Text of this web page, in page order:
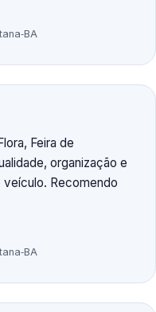
Feira de
organização e
Recomendo